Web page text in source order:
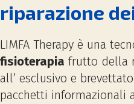
riparazione
LIMFA Therapy è una
fisioterapia frutto della
all’ esclusivo e
pacchetti informazionali